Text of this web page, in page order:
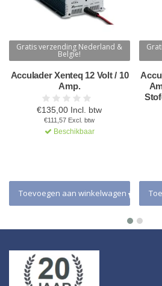
Gratis verzending Nederland &
Belgie!
Acculader Xenteq 12 Volt / 10
Amp.
€135,00 Incl. btw
€111,57 Excl. btw
Beschikbaar
Toevoegen aan winkelwagen